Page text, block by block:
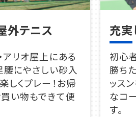
外テニス
アリオ屋上にある
腰にやさしい砂入
しくプレー！お帰
い物もできて便
充実
初心
勝ち
ッス
なコ
す。